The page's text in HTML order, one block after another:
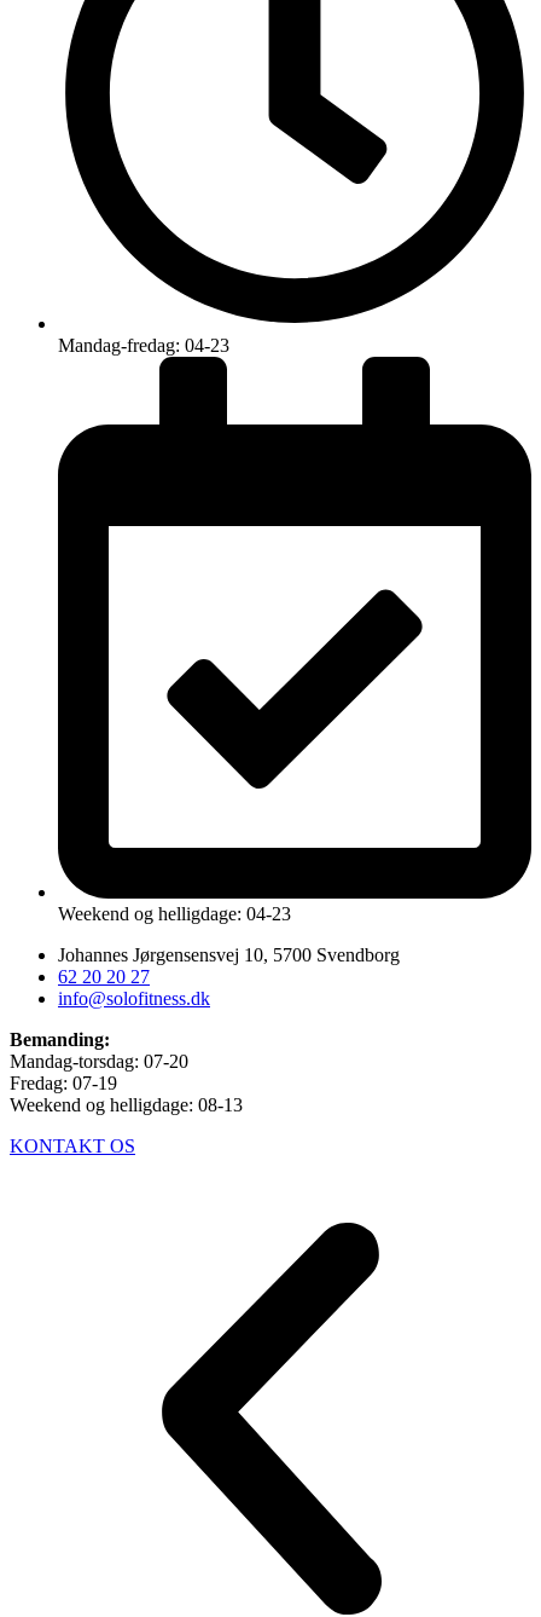
Mandag-fredag: 04-23
Weekend og helligdage: 04-23
Johannes Jørgensensvej 10, 5700 Svendborg
62 20 20 27
info@solofitness.dk
Bemanding:
Mandag-torsdag: 07-20
Fredag: 07-19
Weekend og helligdage: 08-13
KONTAKT OS